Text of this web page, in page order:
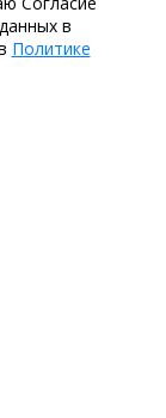
в
Политике